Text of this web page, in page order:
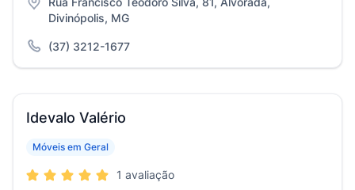
Divinópolis, MG
(37) 3212-1677
Idevalo Valério
Móveis em Geral
1 avaliação